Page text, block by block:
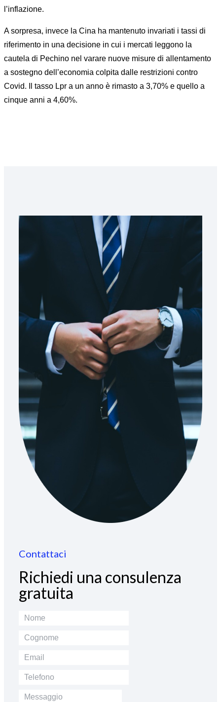
l’inflazione.
A sorpresa, invece la Cina ha mantenuto invariati i tassi di
riferimento in una decisione in cui i mercati leggono la
cautela di Pechino nel varare nuove misure di allentamento
a sostegno dell’economia colpita dalle restrizioni contro
Covid. Il tasso Lpr a un anno è rimasto a 3,70% e quello a
cinque anni a 4,60%.
Contattaci
Richiedi una consulenza
gratuita